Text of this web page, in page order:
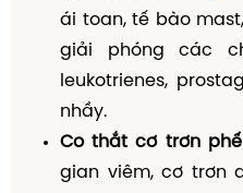
ái toan, tế bào
giải phóng các
leukotrienes,
nhầy.
Co thắt cơ trơn
gian viêm, cơ trơn